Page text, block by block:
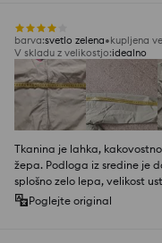
barva:svetlo zelena kupljena
V skladu z velikostjo:idealno
Tkanina je lahka,
žepa. Podloga iz sredine je
splošno zelo lepa, velikost
Poglejte original